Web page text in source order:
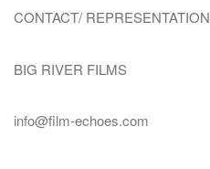
CONTACT/ REPRESENTATION
BIG RIVER FILMS
info@film-echoes.com